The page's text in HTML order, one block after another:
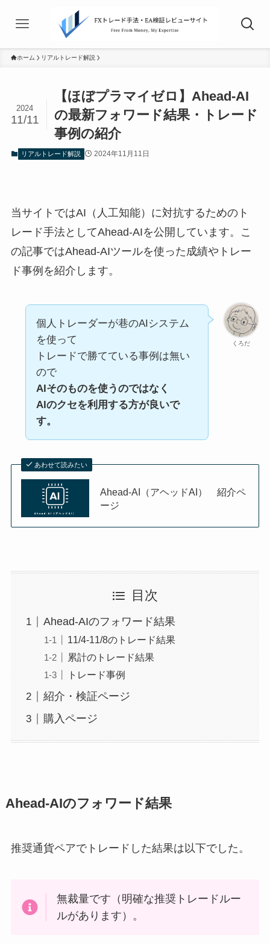
ホーム リアルトレード解説
【ほぼプラマイゼロ】Ahead-AI
の最新フォワード結果・トレード
事例の紹介
2024
11/11
リアルトレード解説 2024年11月11日
当サイトではAI（人工知能）に対抗するためのト
レード手法としてAhead-AIを公開しています。こ
の記事ではAhead-AIツールを使った成績やトレー
ド事例を紹介します。
くろだ
個人トレーダーが巷のAIシステム
を使って
トレードで勝てている事例は無い
ので
AIそのものを使うのではなく
AIのクセを利用する方が良いで
す。
あわせて読みたい
Ahead-AI（アヘッドAI） 紹介ペ
ージ
目次
Ahead-AIのフォワード結果
11/4-11/8のトレード結果
累計のトレード結果
トレード事例
紹介・検証ページ
購入ページ
Ahead-AIのフォワード結果
推奨通貨ペアでトレードした結果は以下でした。
無裁量です（明確な推奨トレードルー
ルがあります）。